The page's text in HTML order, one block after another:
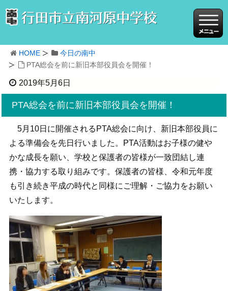
HOME
今日の南中
PTA総会を前に新旧本部役員会を開催！
2019年5月6日
PTA総会を前に新旧本部役員会を開催！
5月10日に開催されるPTA総会に向け、新旧本部役員に
よる準備会を先日行いました。PTA活動はお子様の健や
かな成長を願い、学校と保護者の皆様が一致団結し連
携・協力する取り組みです。保護者の皆様、令和元年度
も引き続き平成の時代と同様にご理解・ご協力をお願い
いたします。